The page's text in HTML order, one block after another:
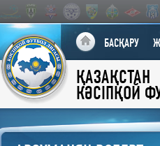
БАСҚАРУ
ҚАЗАҚСТАН
КӘСІПҚОЙ